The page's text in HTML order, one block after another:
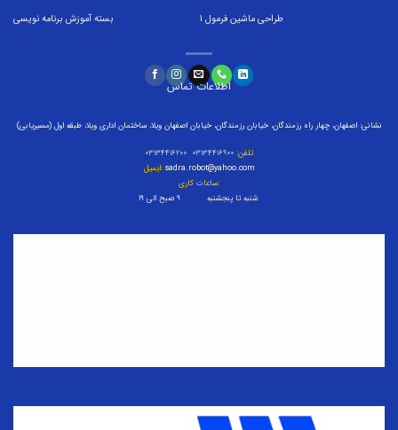
بستهآموزش برنامه نویسی طراحی ماشین فرمول
اطلاعات تماس
نشانی: اصفهان، چهار راه رزمندگان، خیابان رزمندگان، خیابان اصفهان ویلا، ساختمان اداری ویلا، طبقه اول (مسیریابی)
تلفن:
ایمیل: sadra.robot@yahoo.com
ساعات کاری:
شنبه تا پنجشنبه ۹ صبح الی ۱۹